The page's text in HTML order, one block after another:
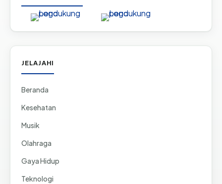
JELAJAHI
Beranda
Kesehatan
Musik
Olahraga
Gaya Hidup
Teknologi